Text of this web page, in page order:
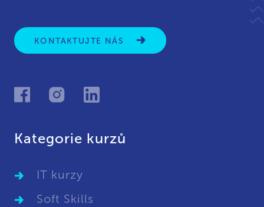
KONTAKTUJTE NÁS
Kategorie kurzů
IT kurzy
Soft Skills